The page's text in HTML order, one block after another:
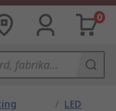
0
/ LED